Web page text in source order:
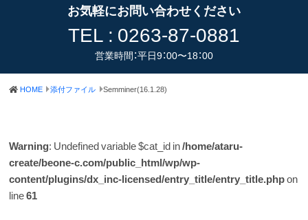
お気軽にお問い合わせください
TEL : 0263-87-0881
営業時間：平日9：00〜18：00
HOME 添付ファイル Semminer(16.1.28)
Warning: Undefined variable $cat_id in/home/ataru-
create/beone-c.com/public_html/wp/wp-
content/plugins/dx_inc-licensed/entry_title/entry_title.phpon
line61